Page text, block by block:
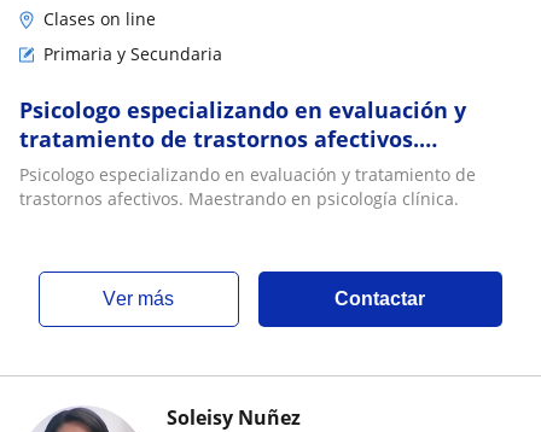
Clases on line
Primaria y Secundaria
Psicologo especializando en evaluación y
tratamiento de trastornos afectivos.
Maestrando en psicología clínica
Psicologo especializando en evaluación y tratamiento de
trastornos afectivos. Maestrando en psicología clínica.
ver más Contactar
Soleisy Nuñez